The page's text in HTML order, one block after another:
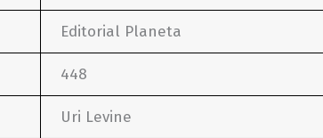
Editorial Planeta
448
Uri Levine